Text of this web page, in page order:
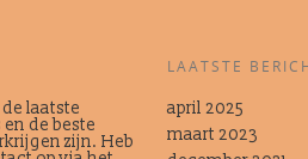
laatste
de beste
zijn. Heb
LAATSTE
april 2025
maart 2023